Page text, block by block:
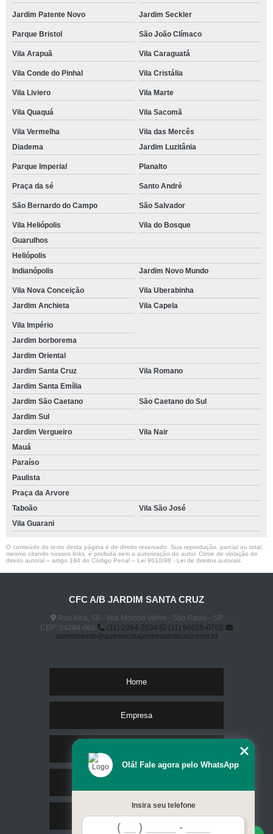
Jardim Patente Novo Jardim Seckler
Parque Bristol São João Clímaco
Vila Arapuã Vila Caraguatá
Vila Conde do Pinhal Vila Cristália
Vila Liviero Vila Marte
Vila Quaquá Vila Sacomã
Vila Vermelha
Vila das Mercês
Diadema
Jardim Luzitânia
Parque Imperial Planalto
Praça da sé Santo André
São Bernardo do Campo São Salvador
Vila Heliópolis
Vila do Bosque
Guarulhos
Heliópolis
Indianópolis
Jardim Novo Mundo
Vila Nova Conceição
Vila Uberabinha
Jardim Anchieta
Vila Capela
Vila Império
Jardim borborema
Jardim Oriental
Jardim Santa Cruz
Vila Romano
Jardim Santa Emília
Jardim São Caetano
São Caetano do Sul
Jardim Sul
Jardim Vergueiro
Vila Nair
Mauá
Paraíso
Paulista
Praça da Arvore
Taboão
Vila São José
Vila Guarani
O conteúdo do texto desta página é de direito reservado. Sua reprodução, parcial ou total,
mesmo citando nossos links, é proibida sem a autorização do autor. Crime de violação de
direito autoral – artigo 184 do Código Penal – Lei 9610/98 - Lei de direitos autorais
CFC A/B JARDIM SANTA CRUZ
Rua Ilíria, 58 - Vila Moinho Velho - São Paulo - SP
CEP: 04284-060
(11) 2264-2534
(11) 96025-0705
atendimento@autoescolajardimsantacruz.com.br
Home
Empresa
Contato
Olá! Fale agora pelo WhatsApp
Insira seu telefone